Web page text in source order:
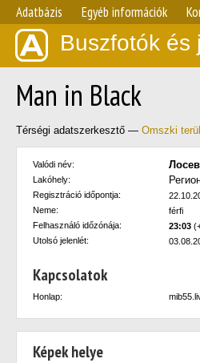
Adatbázis Egyéb információk
Buszfotók és
Man in Black
Térségi adatszerkesztő — Omszki
Valódi név:
Lakóhely:
Regisztráció időpontja:
Neme:
férfi
Felhasználó időzónája:
23:03
Utolsó jelenlét:
Kapcsolatok
Honlap:
Képek helye